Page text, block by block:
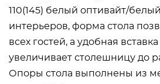
110(145) белый оптивайт/
интерьеров, форма стола
всех гостей, а удобная вставка
увеличивает столешницу до
Опоры стола выполнены из